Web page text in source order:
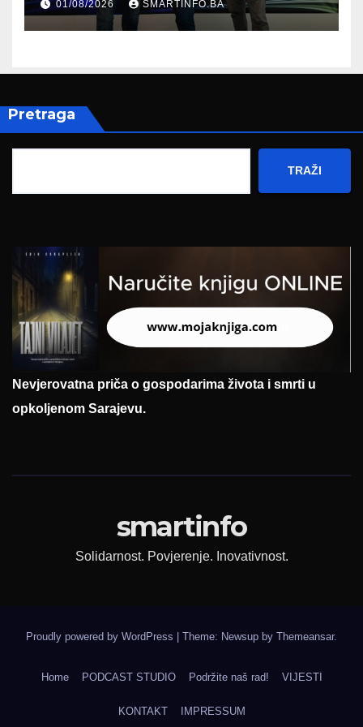
Federalnog sajma
zapošljavanja
01/08/2026 SMARTINFO.BA
Pretraga
TRAŽI
Nevjerovatna priča o gospodarima života i smrti u
opkoljenom Sarajevu.
smartinfo
Solidarnost. Povjerenje. Inovativnost.
Proudly powered by WordPress Theme: Newsup by Themeansar.
Home PODCAST STUDIO Podržite naš rad! VIJESTI
KONTAKT IMPRESSUM